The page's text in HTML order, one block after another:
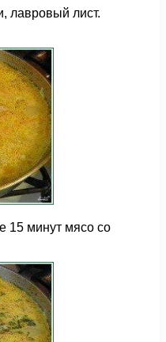
лавровый лист.
15 минут мясо со